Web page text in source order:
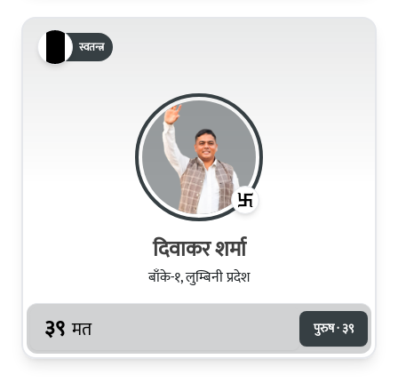
स्वतन्त्र
दिवाकर​ शर्मा
बाँके-१, लुम्बिनी प्रदेश
३९ मत पुरुष · ३९